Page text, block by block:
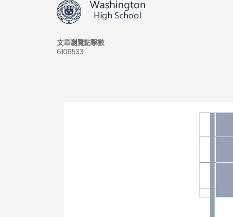
文章瀏覽點擊數
6106533